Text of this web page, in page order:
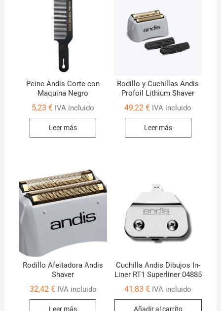
Peine Andis Corte con
Maquina Negro
5,23€ IVA incluido
Leer más
Rodillo y Cuchillas Andis
Profoil Lithium Shaver
49,22€ IVA incluido
Leer más
Rodillo Afeitadora Andis
Shaver
32,42 € IVA incluido
Leer más
Cuchilla Andis Dibujos In-
Liner RT1 Superliner 04885
41,83€ IVA incluido
Añadir al carrito